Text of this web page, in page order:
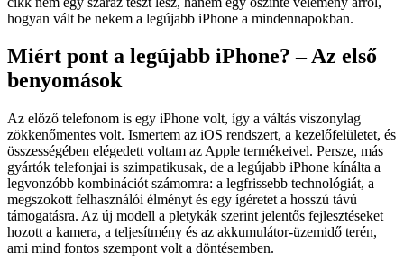
hogyan vált be nekem a legújabb iPhone a mindennapokban.
Miért pont a legújabb iPhone? – Az első
benyomások
Az előző telefonom is egy iPhone volt, így a váltás viszonylag
zökkenőmentes volt. Ismertem az iOS rendszert, a kezelőfelületet, és
összességében elégedett voltam az Apple termékeivel. Persze, más
gyártók telefonjai is szimpatikusak, de a legújabb iPhone kínálta a
legvonzóbb kombinációt számomra: a legfrissebb technológiát, a
megszokott felhasználói élményt és egy ígéretet a hosszú távú
támogatásra. Az új modell a pletykák szerint jelentős fejlesztéseket
hozott a kamera, a teljesítmény és az akkumulátor-üzemidő terén,
ami mind fontos szempont volt a döntésemben.